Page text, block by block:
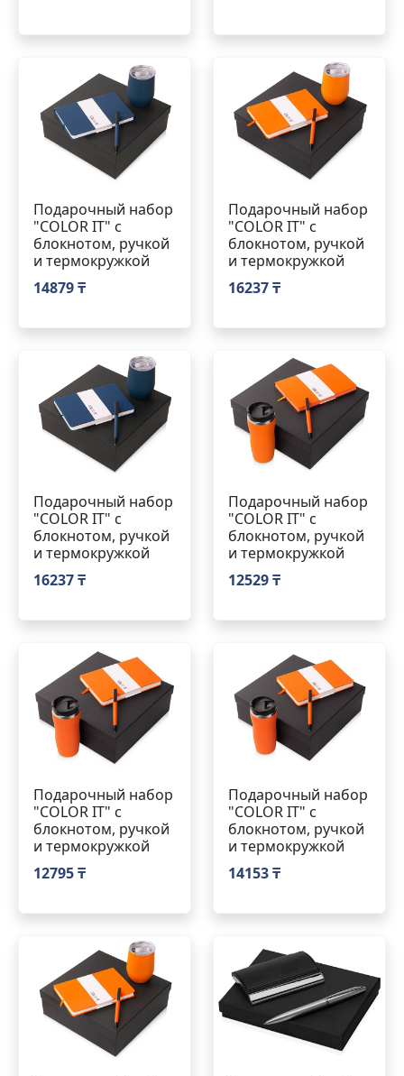
Подарочный набор
"COLOR IT" c
блокнотом, ручкой
и термокружкой
14879 ₸
Подарочный набор
"COLOR IT" c
блокнотом, ручкой
и термокружкой
16237 ₸
Подарочный набор
"COLOR IT" c
блокнотом, ручкой
и термокружкой
16237 ₸
Подарочный набор
"COLOR IT" c
блокнотом, ручкой
и термокружкой
12529 ₸
Подарочный набор
"COLOR IT" c
блокнотом, ручкой
и термокружкой
12795 ₸
Подарочный набор
"COLOR IT" c
блокнотом, ручкой
и термокружкой
14153 ₸